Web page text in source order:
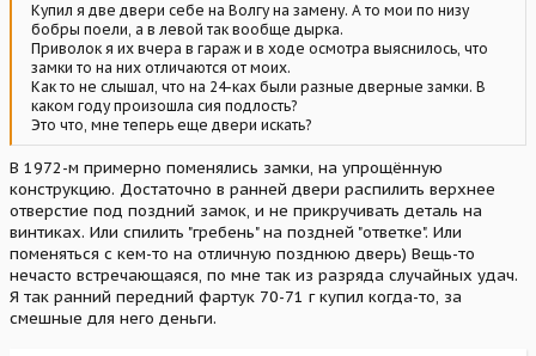
Купил я две двери себе на Волгу на замену. А то мои по низу
бобры поели, а в левой так вообще дырка.
Приволок я их вчера в гараж и в ходе осмотра выяснилось, что
замки то на них отличаются от моих.
Как то не слышал, что на 24-ках были разные дверные замки. В
каком году произошла сия подлость?
Это что, мне теперь еще двери искать?
В 1972-м примерно поменялись замки, на упрощённую
конструкцию. Достаточно в ранней двери распилить верхнее
отверстие под поздний замок, и не прикручивать деталь на
винтиках. Или спилить "гребень" на поздней "ответке". Или
поменяться с кем-то на отличную позднюю дверь) Вещь-то
нечасто встречающаяся, по мне так из разряда случайных удач.
Я так ранний передний фартук 70-71 г купил когда-то, за
смешные для него деньги.